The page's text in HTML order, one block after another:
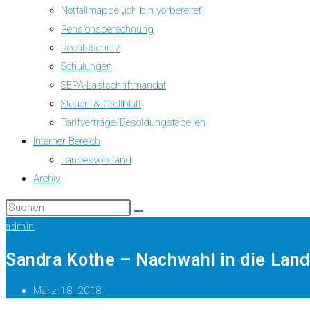
Notfallmappe „ich bin vorbereitet“
Pensionsberechnung
Rechtsschutz
Schulungen
SEPA-Lastschriftmandat
Steuer- & Grollblatt
Tarifverträge/Besoldungstabellen
Interner Bereich
Landesvorstand
Archiv
admin
Sandra Kothe – Nachwahl in die
März 18, 2018